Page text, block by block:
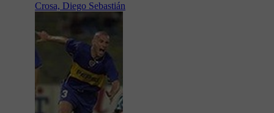
Crosa, Diego Sebastián